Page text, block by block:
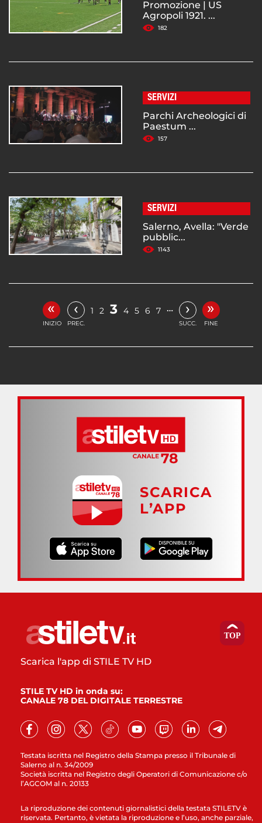
Promozione | US
Agropoli 1921. ...
182
SERVIZI
Parchi Archeologici di
Paestum ...
157
SERVIZI
Salerno, Avella: "Verde
pubblic...
1143
«
INIZIO
‹
PREC.
1 2 3 4 5 6 7 … ›
SUCC.
»
FINE
SCARICA
L’APP
Testata iscritta nel Registro della Stampa presso il Tribunale di
Salerno al n. 34/2009
Società iscritta nel Registro degli Operatori di Comunicazione c/o
l’AGCOM al n. 20133
Scarica l'app di STILE TV HD
STILE TV HD in onda su:
CANALE 78 DEL DIGITALE TERRESTRE
La riproduzione dei contenuti giornalistici della testata STILETV è
riservata. Pertanto, è vietata la riproduzione e l’uso, anche parziale,